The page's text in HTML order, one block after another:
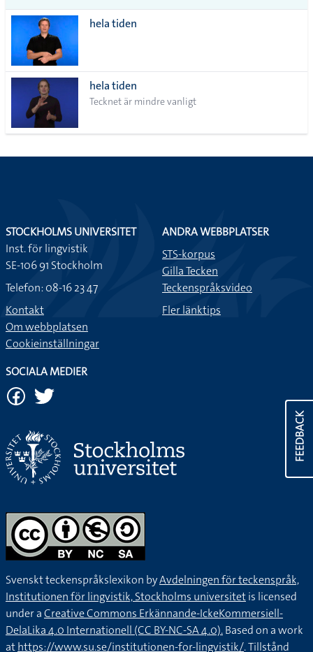
alla i
hela tiden
hela tiden
Tecknet är mindre vanligt
FEEDBACK
STOCKHOLMS UNIVERSITET
Inst. för lingvistik
SE-106 91 Stockholm
Telefon: 08-16 23 47
Kontakt
Om webbplatsen
Cookieinställningar
ANDRA WEBBPLATSER
STS-korpus
Gilla Tecken
Teckenspråksvideo
Fler länktips
SOCIALA MEDIER
Svenskt teckenspråkslexikon byAvdelningen för teckenspråk,
Institutionen för lingvistik, Stockholms universitetis licensed
under aCreative Commons Erkännande-IckeKommersiell-
DelaLika 4.0 Internationell (CC BY-NC-SA 4.0).Based on a work
athttps://www.su.se/institutionen-for-lingvistik/. Tillstånd